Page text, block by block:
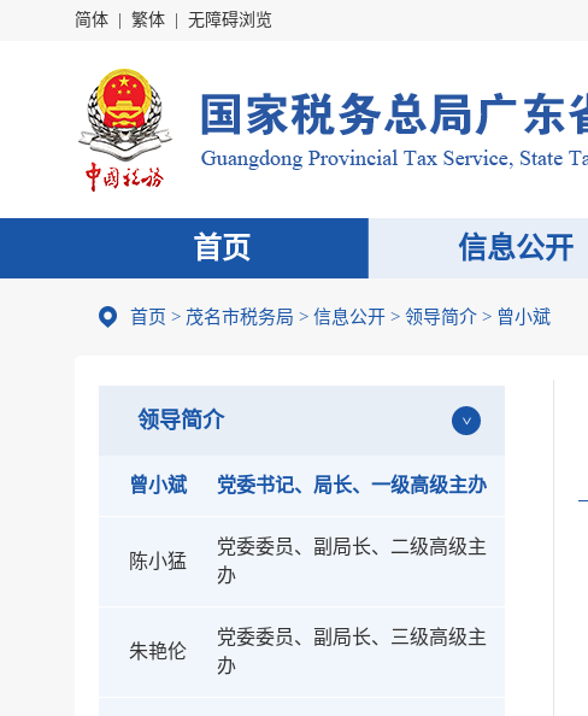
简体 繁体 无障碍浏览
首页 信息公开
首页 > 茂名市税务局 > 信息公开 > 领导简介 > 曾小斌
领导简介
曾小斌 党委书记、局长、一级高级主办
陈小猛
党委委员、副局长、二级高级主
办
朱艳伦
党委委员、副局长、三级高级主
办